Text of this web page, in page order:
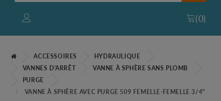
(0)
ACCESSOIRES
HYDRAULIQUE
VANNES D'ARRÊT
VANNE À SPHÈRE SANS PLOMB
PURGE
VANNE À SPHÈRE AVEC PURGE 509 FEMELLE-FEMELLE 3/4"